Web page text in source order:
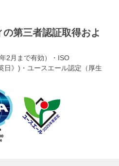
第三者認証取得およ
2月まで有効）・ISO
日》)・ユースエール認定（厚生